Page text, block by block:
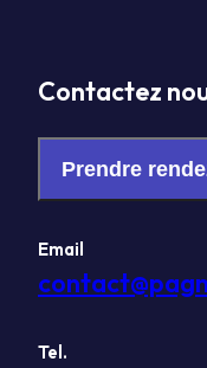
Contactez
Prendre
Email
Tel.